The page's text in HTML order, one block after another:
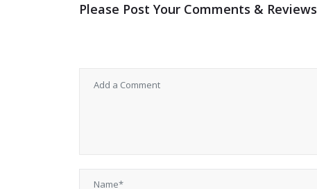
Please Post Your Comments & Reviews